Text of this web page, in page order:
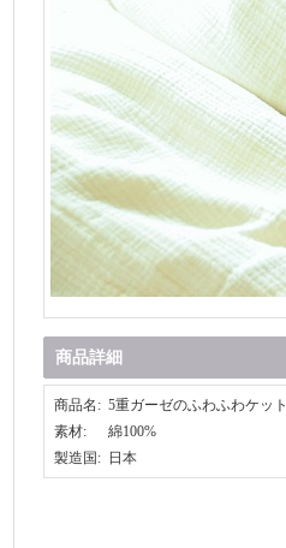
商品詳細
商品名 : 5重ガーゼのふわふわケット
素材:
綿100%
製造国 : 日本